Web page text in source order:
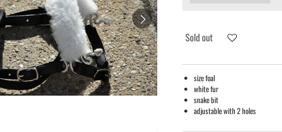
Sold out
size foal
white fur
snake bit
adjustable with 2 holes